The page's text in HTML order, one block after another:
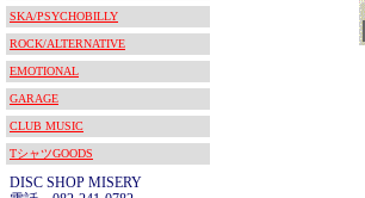
SKA/PSYCHOBILLY
ROCK/ALTERNATIVE
EMOTIONAL
GARAGE
CLUB MUSIC
TシャツGOODS
DISC SHOP MISERY